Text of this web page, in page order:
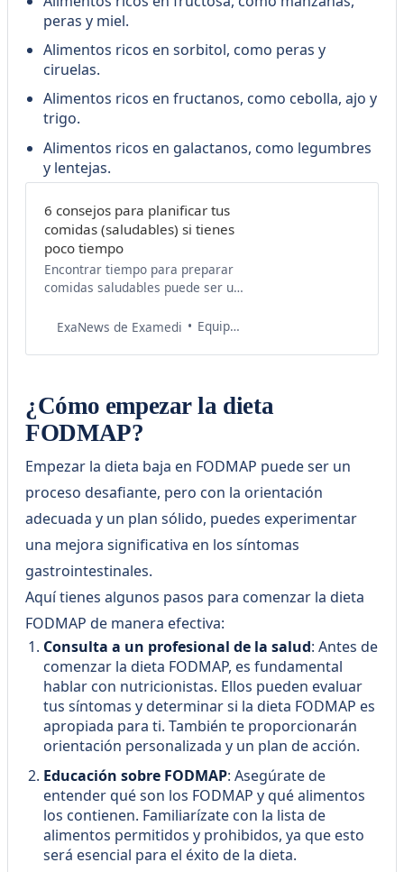
peras y miel.
Alimentos ricos en sorbitol, como peras y
ciruelas.
Alimentos ricos en fructanos, como cebolla, ajo y
trigo.
Alimentos ricos en galactanos, como legumbres
y lentejas.
6 consejos para planificar tus
comidas (saludables) si tienes
poco tiempo
Encontrar tiempo para preparar
comidas saludables puede ser un
tienen el espacio para planificar
prefieren optar por el delivery o,
comida. Sin embargo, los únicos
perjudicados somos nosotros
mismos. ¡Pero no te preocupes!
ExaNews de Examedi Equipo de Salud Examedi
¿Cómo empezar la dieta
FODMAP?
Empezar la dieta baja en FODMAP puede ser un
proceso desafiante, pero con la orientación
adecuada y un plan sólido, puedes experimentar
una mejora significativa en los síntomas
gastrointestinales.
Aquí tienes algunos pasos para comenzar la dieta
FODMAP de manera efectiva:
Consulta a un profesional de la salud: Antes de
comenzar la dieta FODMAP, es fundamental
hablar con nutricionistas. Ellos pueden evaluar
tus síntomas y determinar si la dieta FODMAP es
apropiada para ti. También te proporcionarán
orientación personalizada y un plan de acción.
Educación sobre FODMAP: Asegúrate de
entender qué son los FODMAP y qué alimentos
los contienen. Familiarízate con la lista de
alimentos permitidos y prohibidos, ya que esto
será esencial para el éxito de la dieta.